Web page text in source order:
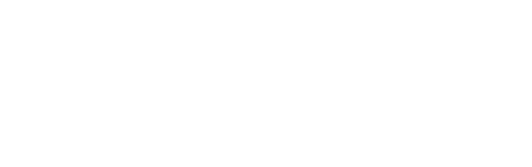
auf den renommiertesten Bühnen aufgetreten
aus Jerewan, die durch ihre Interpretation
führt Sie durch die kraftvollen und berührenden
Bühnen von Barcelona bis Basel zu Hause ist,